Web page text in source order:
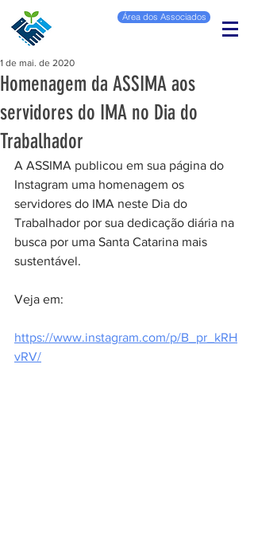
Área dos Associados
Homenagem da ASSIMA aos
servidores do IMA no Dia do
Trabalhador
1 de mai. de 2020
A ASSIMA publicou em sua página do
Instagram uma homenagem os
servidores do IMA neste Dia do
Trabalhador por sua dedicação diária na
busca por uma Santa Catarina mais
sustentável.
Veja em:
https://www.instagram.com/p/B_pr_kRH
vRV/